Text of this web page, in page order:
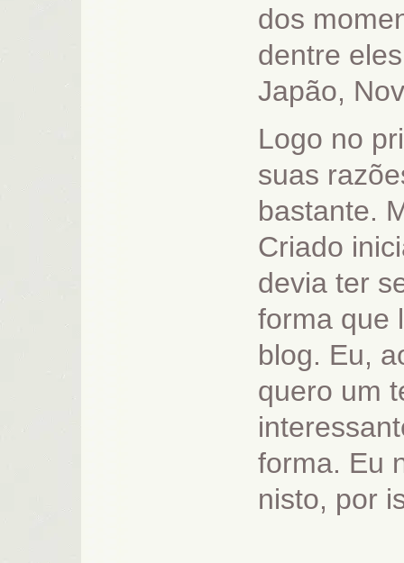
dos
dentre
Japão,
Logo no
suas
bastante.
Criado
devia ter
forma que
blog. Eu,
quero um
forma. Eu
nisto, por